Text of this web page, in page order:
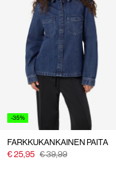
-35%
FARKKUKANKAINEN PAITA
€ 25,95 € 39,99